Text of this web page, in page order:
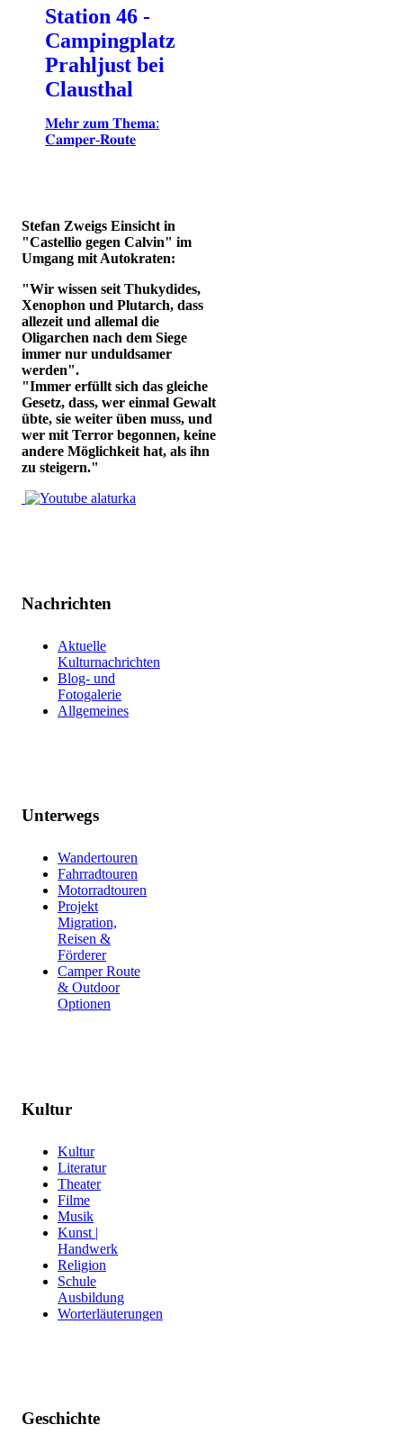
Station 46 -
Campingplatz
Prahljust bei
Clausthal
𝐌𝐞𝐡𝐫 𝐳𝐮𝐦 𝐓𝐡𝐞𝐦𝐚:
𝐂𝐚𝐦𝐩𝐞𝐫-𝐑𝐨𝐮𝐭𝐞
Stefan Zweigs Einsicht in
"Castellio gegen Calvin" im
Umgang mit Autokraten:
"Wir wissen seit Thukydides,
Xenophon und Plutarch, dass
allezeit und allemal die
Oligarchen nach dem Siege
immer nur unduldsamer
werden".
"Immer erfüllt sich das gleiche
Gesetz, dass, wer einmal Gewalt
übte, sie weiter üben muss, und
wer mit Terror begonnen, keine
andere Möglichkeit hat, als ihn
zu steigern."
Nachrichten
Aktuelle
Kulturnachrichten
Blog- und
Fotogalerie
Allgemeines
Unterwegs
Wandertouren
Fahrradtouren
Motorradtouren
Projekt
Migration,
Reisen &
Förderer
Camper Route
& Outdoor
Optionen
Kultur
Kultur
Literatur
Theater
Filme
Musik
Kunst |
Handwerk
Religion
Schule
Ausbildung
Worterläuterungen
Geschichte